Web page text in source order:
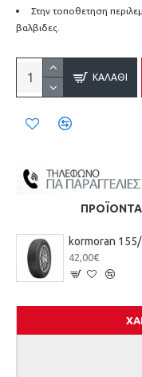
Στην τοποθετηση
βαλβιδες.
ΚΑΛΆΘΙ
ΠΡΟΪΌΝΤΑ
42,00€